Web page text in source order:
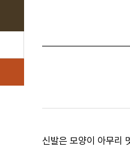
신발은 모양이 아무리